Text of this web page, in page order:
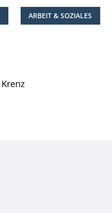
ARBEIT & SOZIALES
Krenz